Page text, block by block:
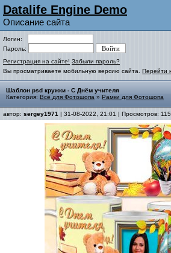
Datalife Engine Demo
Описание сайта
Логин:
Пароль:
Регистрация на сайте! Забыли пароль?
Вы просматриваете мобильную версию сайта. Перейти
Шаблон psd кружки - С Днём учителя
Категория: Всё для Фотошопа » Рамки для Фотошопа
автор: sergey1971 | 31-08-2022, 21:01 | Просмотров: